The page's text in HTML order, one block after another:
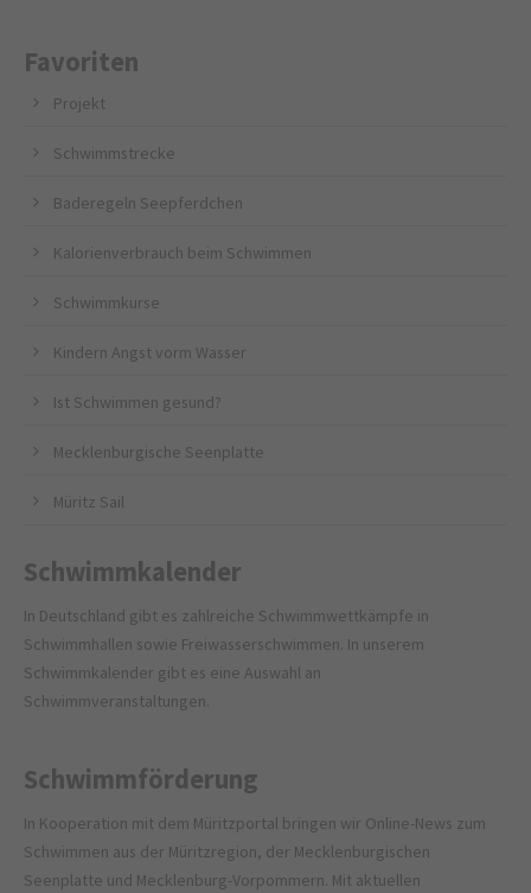
Favoriten
Projekt
Schwimmstrecke
Baderegeln Seepferdchen
Kalorienverbrauch beim Schwimmen
Schwimmkurse
Kindern Angst vorm Wasser
Ist Schwimmen gesund?
Mecklenburgische Seenplatte
Müritz Sail
Schwimmkalender
In Deutschland gibt es zahlreiche Schwimmwettkämpfe in
Schwimmhallen sowie Freiwasserschwimmen. In unserem
Schwimmkalender gibt es eine Auswahl an
Schwimmveranstaltungen.
Schwimmförderung
In Kooperation mit dem Müritzportal bringen wir Online-News zum
Schwimmen aus der Müritzregion, der Mecklenburgischen
Seenplatte und Mecklenburg-Vorpommern. Mit aktuellen